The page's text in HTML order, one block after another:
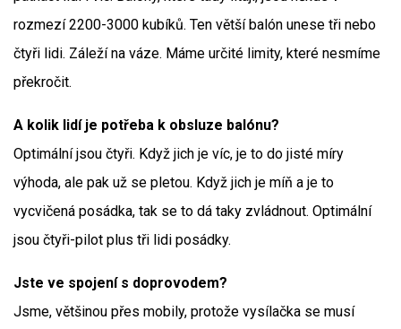
rozmezí 2200-3000 kubíků. Ten větší balón unese tři nebo
čtyři lidi. Záleží na váze. Máme určité limity, které nesmíme
překročit.
A kolik lidí je potřeba k obsluze balónu?
Optimální jsou čtyři. Když jich je víc, je to do jisté míry
výhoda, ale pak už se pletou. Když jich je míň a je to
vycvičená posádka, tak se to dá taky zvládnout. Optimální
jsou čtyři-pilot plus tři lidi posádky.
Jste ve spojení s doprovodem?
Jsme, většinou přes mobily, protože vysílačka se musí